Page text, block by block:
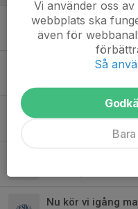
3 jun, 23:52 0
ESIK Golf
Vårtävling 2025,
Nu kör vi igång
Vi använder oss
webbplats ska
även för
Så